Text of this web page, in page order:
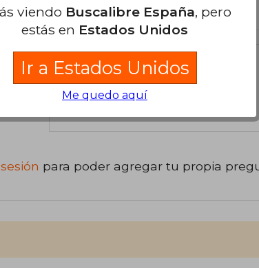
para poder agregar tu propia
viendo Buscalibre España, pero
estás en Estados Unidos
Ir a Estados Unidos
Me quedo aquí